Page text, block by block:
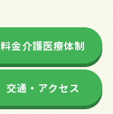
料金介護医療体制
交通・アクセス